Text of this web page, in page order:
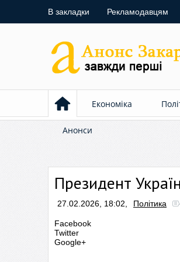
В закладки Рекламодавцям
Економіка
Анонси
Президент
27.02.2026, 18:02, Політика
Facebook
Twitter
Google+